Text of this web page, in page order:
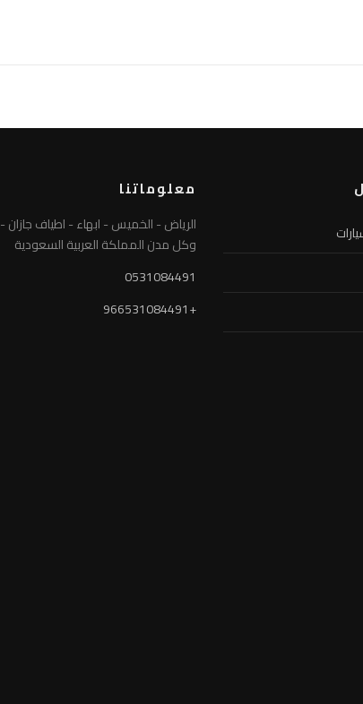
معلوماتنا
الرياض - الخميس - ابهاء - اطياف جازان -
وكل مدن المملكة العربية السعودية
0531084491
+966531084491